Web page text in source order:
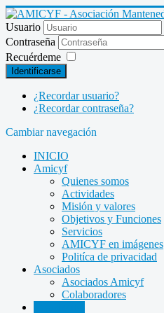
Usuario
Contraseña
Recuérdeme
Identificarse
¿Recordar usuario?
¿Recordar contraseña?
Cambiar navegación
INICIO
Amicyf
Quienes somos
Actividades
Misión y valores
Objetivos y Funciones
Servicios
AMICYF en imágenes
Politíca de privacidad
Asociados
Asociados Amicyf
Colaboradores